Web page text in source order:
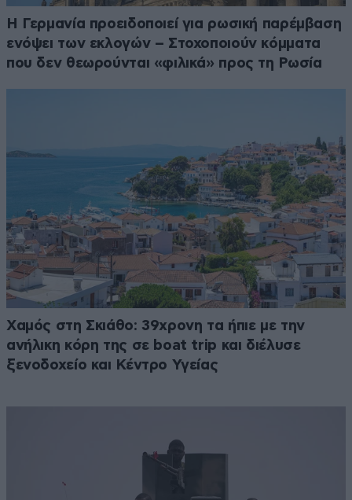
Η Γερμανία προειδοποιεί για ρωσική παρέμβαση
ενόψει των εκλογών – Στοχοποιούν κόμματα
που δεν θεωρούνται «φιλικά» προς τη Ρωσία
Χαμός στη Σκιάθο: 39χρονη τα ήπιε με την
ανήλικη κόρη της σε boat trip και διέλυσε
ξενοδοχείο και Κέντρο Υγείας